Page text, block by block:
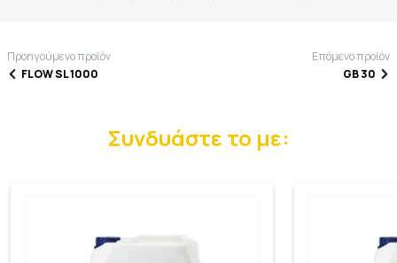
Προηγούμενο προϊόν
FLOW SL 1000
Επόμενο προϊόν
GB 30
Συνδυάστε το με: